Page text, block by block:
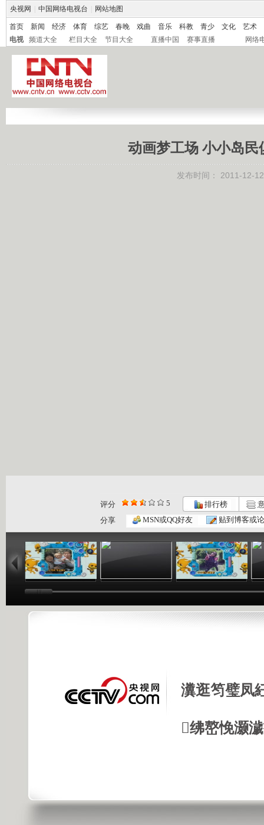
央视网 中国网络电视台 网站地图
首页 新闻 经济 体育 综艺 春晚 戏曲 音乐 科教 青少 文化
艺术
电视
频道大全 栏目大全 节目大全 直播中国 赛事直播 网络
动画梦工场 小小岛民
发布时间： 2011-12-
评分 5 排行榜
分享
MSN或QQ好友 贴到博客或
02:44
动画梦工场...
02:50
动画梦工场...
02:48
瀵逛笉璧凤
绋嶅悗灏